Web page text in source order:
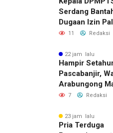
Serdang
Dugaan Izin
Tegaskan
Jalur Resmi
11 Redaksi
22 jam lalu
Hampir
Pascabanjir,
Arabungong
Menunggu
7 Redaksi
23 jam lalu
Pria Terduga